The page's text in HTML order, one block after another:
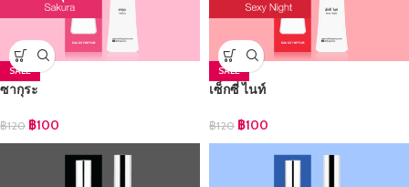
SALE
ซากุระ
฿120 ฿100
SALE
เซ็กซี่ ไนท์
฿120 ฿100